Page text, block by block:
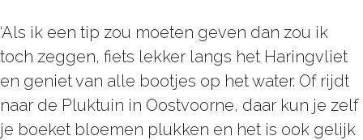
‘Als ik een tip zou moeten geven dan zou ik
toch zeggen, fiets lekker langs het Haringvliet
en geniet van alle bootjes op het water. Of rijdt
naar de Pluktuin in Oostvoorne, daar kun je zelf
je boeket bloemen plukken en het is ook gelijk